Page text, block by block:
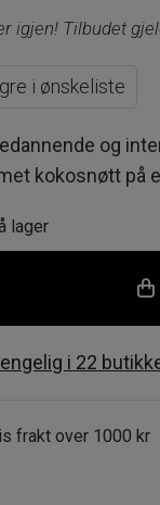
pris
1
pris
718 kr.
igjen! Tilbudet
i ønskeliste
og
kokosnøtt på
lager
i 22
frakt over 1000 kr